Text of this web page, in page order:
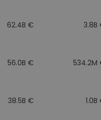
62.4B € 3.8B
56.0B € 534.2M
38.5B €